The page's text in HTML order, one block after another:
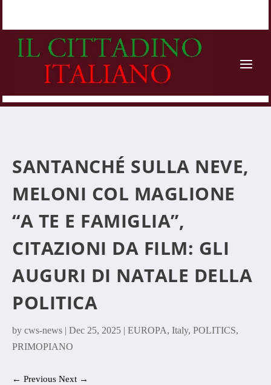
SANTANCHÉ SULLA NEVE,
MELONI COL MAGLIONE
“A TE E FAMIGLIA”,
CITAZIONI DA FILM: GLI
AUGURI DI NATALE DELLA
POLITICA
bycws-news |Dec 25, 2025 |EUROPA,Italy,POLITICS,
PRIMOPIANO
←Previous Next →